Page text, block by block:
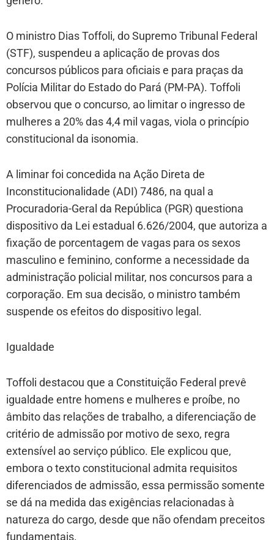
O ministro Dias Toffoli, do Supremo Tribunal Federal
(STF), suspendeu a aplicação de provas dos
concursos públicos para oficiais e para praças da
Polícia Militar do Estado do Pará (PM-PA). Toffoli
observou que o concurso, ao limitar o ingresso de
mulheres a 20% das 4,4 mil vagas, viola o princípio
constitucional da isonomia.
A liminar foi concedida na Ação Direta de
Inconstitucionalidade (ADI) 7486, na qual a
Procuradoria-Geral da República (PGR) questiona
dispositivo da Lei estadual 6.626/2004, que autoriza a
fixação de porcentagem de vagas para os sexos
masculino e feminino, conforme a necessidade da
administração policial militar, nos concursos para a
corporação. Em sua decisão, o ministro também
suspende os efeitos do dispositivo legal.
Igualdade
Toffoli destacou que a Constituição Federal prevê
igualdade entre homens e mulheres e proíbe, no
âmbito das relações de trabalho, a diferenciação de
critério de admissão por motivo de sexo, regra
extensível ao serviço público. Ele explicou que,
embora o texto constitucional admita requisitos
diferenciados de admissão, essa permissão somente
se dá na medida das exigências relacionadas à
natureza do cargo, desde que não ofendam preceitos
fundamentais.